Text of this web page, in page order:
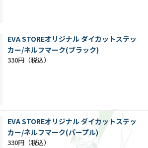
EVA STOREオリジナル ダイカットステッ
カー/ネルフマーク(ブラック)
330円
EVA STOREオリジナル ダイカットステッ
カー/ネルフマーク(パープル)
330円